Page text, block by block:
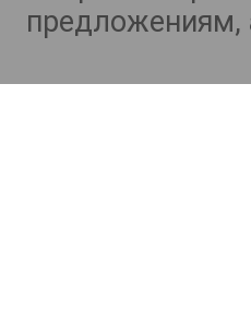
предложениям,